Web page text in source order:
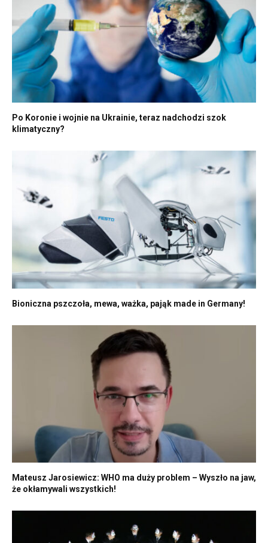
Po Koronie i wojnie na Ukrainie, teraz nadchodzi szok
klimatyczny?
Bioniczna pszczoła, mewa, ważka, pająk made in Germany!
Mateusz Jarosiewicz: WHO ma duży problem – Wyszło na jaw,
że okłamywali wszystkich!